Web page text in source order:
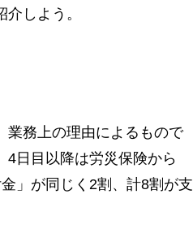
しよう。
務上の理由によるもので
4日目以降は労災保険から
」が同じく2割、計8割が支